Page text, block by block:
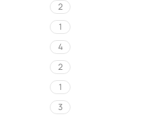
2
1
4
2
1
3